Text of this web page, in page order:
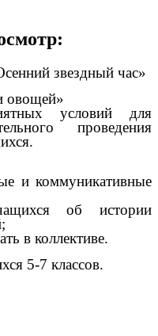
звездный час»
овощей»
условий для
проведения
и коммуникативные
об истории
в коллективе.
5-7 классов.